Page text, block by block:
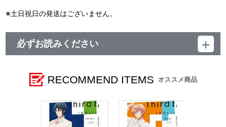
※土日祝日の発送はございません。
必ずお読みください
■商品について
※本商品は、一般店舗でもお取り扱いがございます。
※商品画像はイメージです。実際の商品仕様が異なる場合がござ
います。あらかじめご了承ください。
RECOMMEND ITEMS オススメ商品